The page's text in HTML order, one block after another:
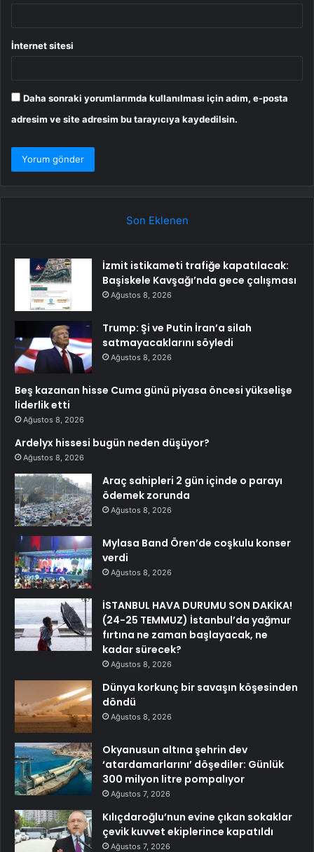
İnternet sitesi
Daha sonraki yorumlarımda kullanılması için adım, e-posta
adresim ve site adresim bu tarayıcıya kaydedilsin.
Son Eklenen
İzmit istikameti trafiğe kapatılacak:
Başiskele Kavşağı’nda gece çalışması
Ağustos 8, 2026
Trump: Şi ve Putin İran’a silah
satmayacaklarını söyledi
Ağustos 8, 2026
Beş kazanan hisse Cuma günü piyasa öncesi yükselişe
liderlik etti
Ağustos 8, 2026
Ardelyx hissesi bugün neden düşüyor?
Ağustos 8, 2026
Araç sahipleri 2 gün içinde o parayı
ödemek zorunda
Ağustos 8, 2026
Mylasa Band Ören’de coşkulu konser
verdi
Ağustos 8, 2026
İSTANBUL HAVA DURUMU SON DAKİKA!
(24-25 TEMMUZ) İstanbul’da yağmur
fırtına ne zaman başlayacak, ne
kadar sürecek?
Ağustos 8, 2026
Dünya korkunç bir savaşın köşesinden
döndü
Ağustos 8, 2026
Okyanusun altına şehrin dev
‘atardamarlarını’ döşediler: Günlük
300 milyon litre pompalıyor
Ağustos 7, 2026
Kılıçdaroğlu’nun evine çıkan sokaklar
çevik kuvvet ekiplerince kapatıldı
Ağustos 7, 2026